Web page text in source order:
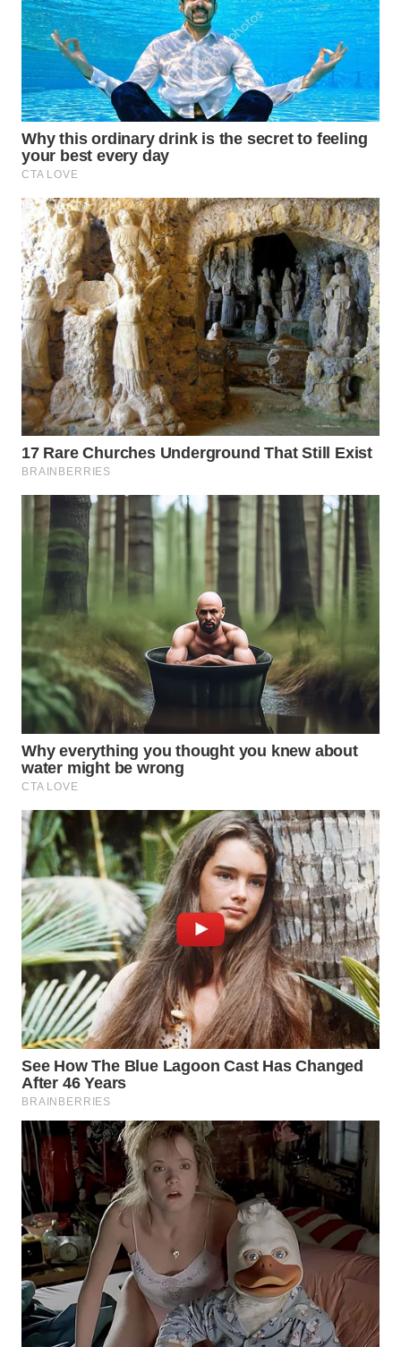
WN
SIMALUNGUN
WN
LABUHANBATU
WN
TAPANULI
TENGAH
WN DELI
SERDANG
WN
TEBING
TINGGI
WN
PAKPAK
WN
WN
BEKASI
BOGOR
WN
DEPOK
WN
TAPANULI
UTARA
WN
SAMOSIR
WN
PADANG
LAWAS
WN
SUMEDANG
WN
CIANJUR
WN
KEPULAUAN
SERIBU
WN
TANGERANG
WN
BINJAI
WN
CIREBON